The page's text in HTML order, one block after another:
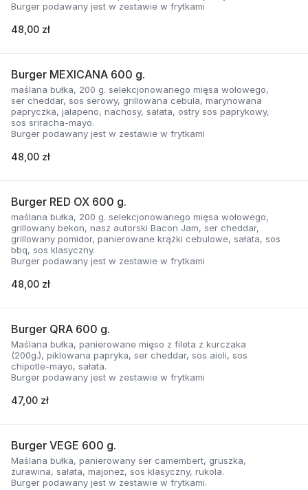
Burger podawany jest w zestawie w frytkami
48,00 zł
Burger MEXICANA 600 g.
maślana bułka, 200 g. selekcjonowanego mięsa wołowego,
ser cheddar, sos serowy, grillowana cebula, marynowana
papryczka, jalapeno, nachosy, sałata, ostry sos paprykowy,
sos sriracha-mayo.
Burger podawany jest w zestawie w frytkami
48,00 zł
Burger RED OX 600 g.
maślana bułka, 200 g. selekcjonowanego mięsa wołowego,
grillowany bekon, nasz autorski Bacon Jam, ser cheddar,
grillowany pomidor, panierowane krążki cebulowe, sałata, sos
bbq, sos klasyczny.
Burger podawany jest w zestawie w frytkami
48,00 zł
Burger QRA 600 g.
Maślana bułka, panierowane mięso z fileta z kurczaka
(200g.), piklowana papryka, ser cheddar, sos aioli, sos
chipotle-mayo, sałata.
Burger podawany jest w zestawie w frytkami
47,00 zł
Burger VEGE 600 g.
Maślana bułka, panierowany ser camembert, gruszka,
żurawina, sałata, majonez, sos klasyczny, rukola.
Burger podawany jest w zestawie w frytkami.